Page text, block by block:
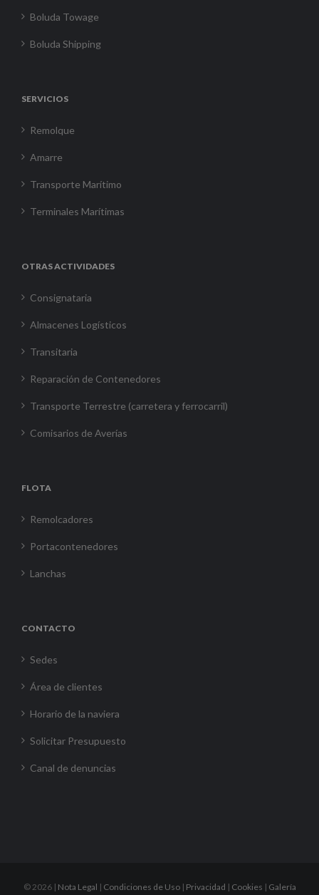
Boluda Towage
Boluda Shipping
SERVICIOS
Remolque
Amarre
Transporte Marítimo
Terminales Marítimas
OTRAS ACTIVIDADES
Consignataria
Almacenes Logísticos
Transitaria
Reparación de Contenedores
Transporte Terrestre (carretera y ferrocarril)
Comisarios de Averías
FLOTA
Remolcadores
Portacontenedores
Lanchas
CONTACTO
Sedes
Área de clientes
Horario de la naviera
Solicitar Presupuesto
Canal de denuncias
©2026 | Nota Legal | Condiciones de Uso| Privacidad | Cookies | Galería